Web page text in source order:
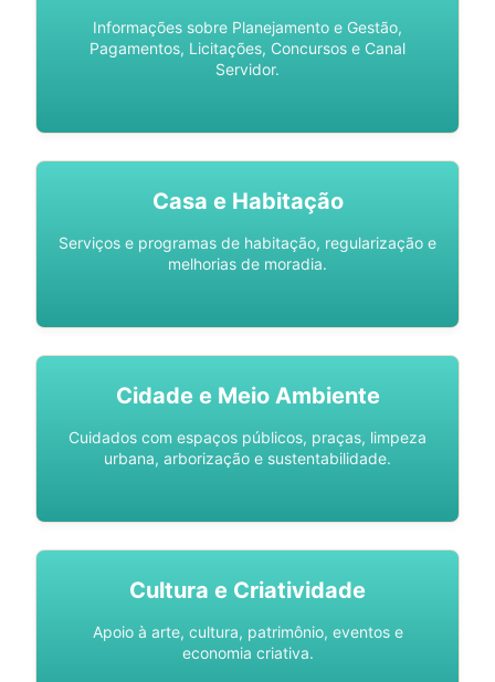
Informações sobre Planejamento e Gestão,
Pagamentos, Licitações, Concursos e Canal
Servidor.
Casa e Habitação
Serviços e programas de habitação, regularização e
melhorias de moradia.
Cidade e Meio Ambiente
Cuidados com espaços públicos, praças, limpeza
urbana, arborização e sustentabilidade.
Cultura e Criatividade
Apoio à arte, cultura, patrimônio, eventos e
economia criativa.